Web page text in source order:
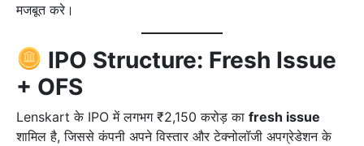
मजबूत करे।
IPO Structure: Fresh Issue
+ OFS
Lenskart के IPO में लगभग ₹2,150 करोड़ का fresh issue
शामिल है, जिससे कंपनी अपने विस्तार और टेक्नोलॉजी अपग्रेडेशन के